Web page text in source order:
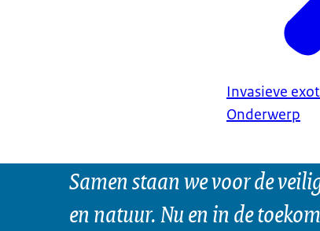
Invasieve
Onderwerp
Samen staan we voor de
en natuur. Nu en in de